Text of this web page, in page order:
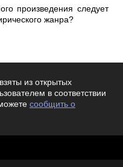
произведения следует
жанра?
из открытых
в соответствии
сообщить о